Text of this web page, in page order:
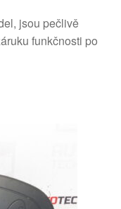
jsou pečlivě
funkčnosti po